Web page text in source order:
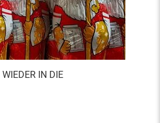
IN DIE